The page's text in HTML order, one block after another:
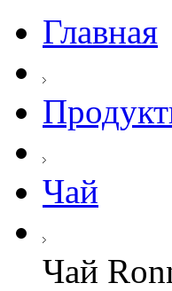
Главная
Чай
Чай